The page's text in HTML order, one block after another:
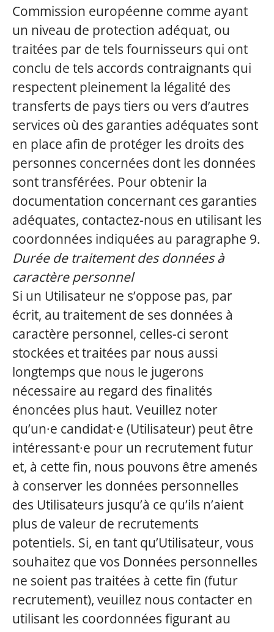
Commission européenne comme ayant
un niveau de protection adéquat, ou
traitées par de tels fournisseurs qui ont
conclu de tels accords contraignants qui
respectent pleinement la légalité des
transferts de pays tiers ou vers d’autres
services où des garanties adéquates sont
en place afin de protéger les droits des
personnes concernées dont les données
sont transférées. Pour obtenir la
documentation concernant ces garanties
adéquates, contactez-nous en utilisant les
coordonnées indiquées au paragraphe 9.
Durée de traitement des données à
caractère personnel
Si un Utilisateur ne s’oppose pas, par
écrit, au traitement de ses données à
caractère personnel, celles-ci seront
stockées et traitées par nous aussi
longtemps que nous le jugerons
nécessaire au regard des finalités
énoncées plus haut. Veuillez noter
qu’un·e candidat·e (Utilisateur) peut être
intéressant·e pour un recrutement futur
et, à cette fin, nous pouvons être amenés
à conserver les données personnelles
des Utilisateurs jusqu’à ce qu’ils n’aient
plus de valeur de recrutements
potentiels. Si, en tant qu’Utilisateur, vous
souhaitez que vos Données personnelles
ne soient pas traitées à cette fin (futur
recrutement), veuillez nous contacter en
utilisant les coordonnées figurant au